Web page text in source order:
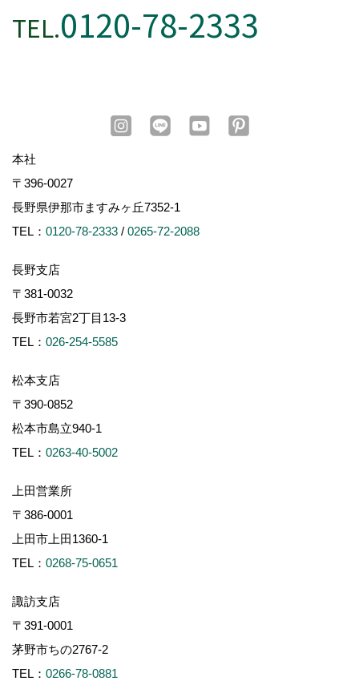
TEL.0120-78-2333
本社
〒396-0027
長野県伊那市ますみヶ丘7352-1
TEL： 0120-78-2333 / 0265-72-2088
長野支店
〒381-0032
長野市若宮2丁目13-3
TEL： 026-254-5585
松本支店
〒390-0852
松本市島立940-1
TEL： 0263-40-5002
上田営業所
〒386-0001
上田市上田1360-1
TEL： 0268-75-0651
諏訪支店
〒391-0001
茅野市ちの2767-2
TEL： 0266-78-0881